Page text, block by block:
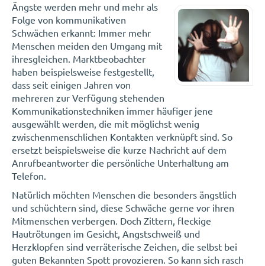
Ängste werden mehr und mehr als
Folge von kommunikativen
Schwächen erkannt: Immer mehr
Menschen meiden den Umgang mit
ihresgleichen. Marktbeobachter
haben beispielsweise festgestellt,
dass seit einigen Jahren von
mehreren zur Verfügung stehenden
Kommunikationstechniken immer häufiger jene
ausgewählt werden, die mit möglichst wenig
zwischenmenschlichen Kontakten verknüpft sind. So
ersetzt beispielsweise die kurze Nachricht auf dem
Anrufbeantworter die persönliche Unterhaltung am
Telefon.
Natürlich möchten Menschen die besonders ängstlich
und schüchtern sind, diese Schwäche gerne vor ihren
Mitmenschen verbergen. Doch Zittern, fleckige
Hautrötungen im Gesicht, Angstschweiß und
Herzklopfen sind verräterische Zeichen, die selbst bei
guten Bekannten Spott provozieren. So kann sich rasch